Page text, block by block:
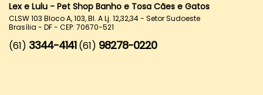
Lex e Lulu - Pet Shop Banho e Tosa Cães e Gatos
CLSW 103 Bloco A, 103, Bl. A Lj. 12,32,34 - Setor Sudoeste
Brasília - DF - CEP: 70670-521
(61) 3344-4141 (61) 98278-0220